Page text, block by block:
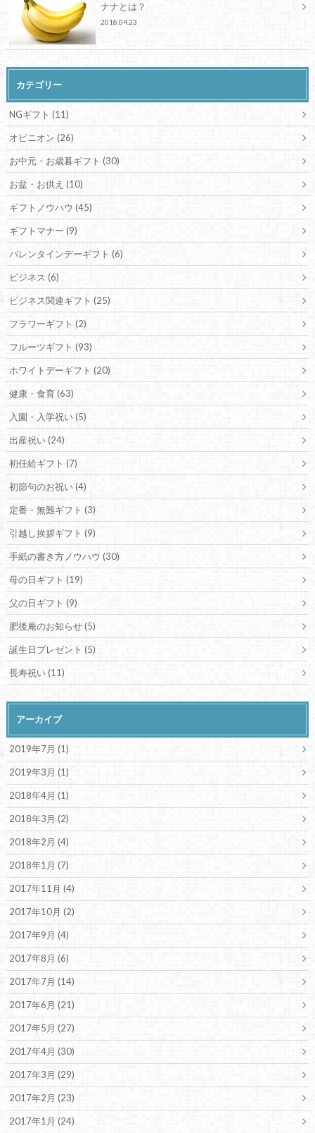
ナナとは？
2018.04.23
カテゴリー
NGギフト (11)
オピニオン (26)
お中元・お歳暮ギフト (30)
お盆・お供え (10)
ギフトノウハウ (45)
ギフトマナー (9)
バレンタインデーギフト (6)
ビジネス (6)
ビジネス関連ギフト (25)
フラワーギフト (2)
フルーツギフト (93)
ホワイトデーギフト (20)
健康・食育(63)
入園・入学祝い(5)
出産祝い(24)
初任給ギフト (7)
初節句のお祝い(4)
定番・無難ギフト (3)
引越し挨拶ギフト (9)
手紙の書き方ノウハウ (30)
母の日ギフト (19)
父の日ギフト (9)
肥後庵のお知らせ(5)
誕生日プレゼント (5)
長寿祝い(11)
アーカイブ
2019年7月 (1)
2019年3月 (1)
2018年4月 (1)
2018年3月 (2)
2018年2月 (4)
2018年1月 (7)
2017年11月 (4)
2017年10月 (2)
2017年9月 (4)
2017年8月 (6)
2017年7月 (14)
2017年6月 (21)
2017年5月 (27)
2017年4月 (30)
2017年3月 (29)
2017年2月 (23)
2017年1月 (24)